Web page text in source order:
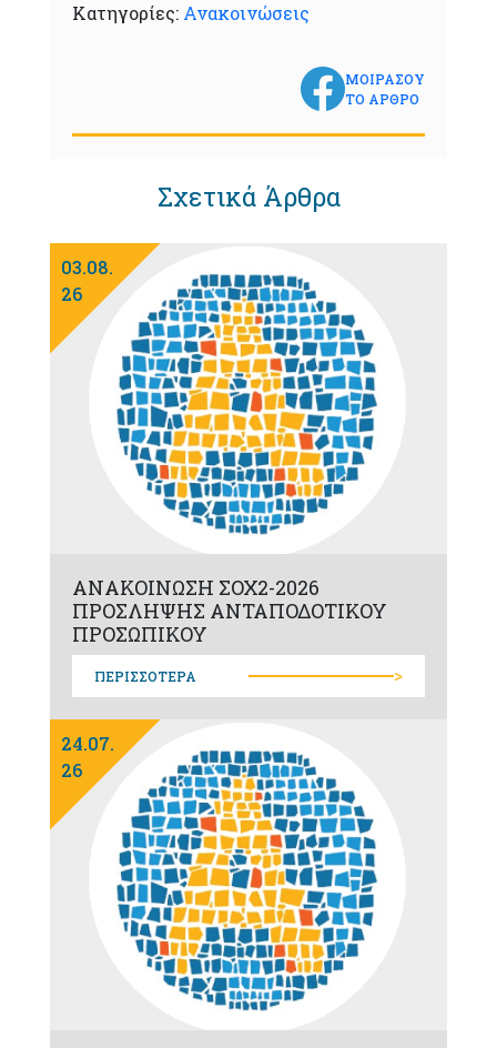
Κατηγορίες: Ανακοινώσεις
ΜΟΙΡΑΣΟΥ
ΤΟ ΑΡΘΡΟ
Σχετικά Άρθρα
03.08.
26
ΑΝΑΚΟΙΝΩΣΗ ΣΟΧ2-2026
ΠΡΟΣΛΗΨΗΣ ΑΝΤΑΠΟΔΟΤΙΚΟΥ
ΠΡΟΣΩΠΙΚΟΥ
ΠΕΡΙΣΣΟΤΕΡΑ >
24.07.
26